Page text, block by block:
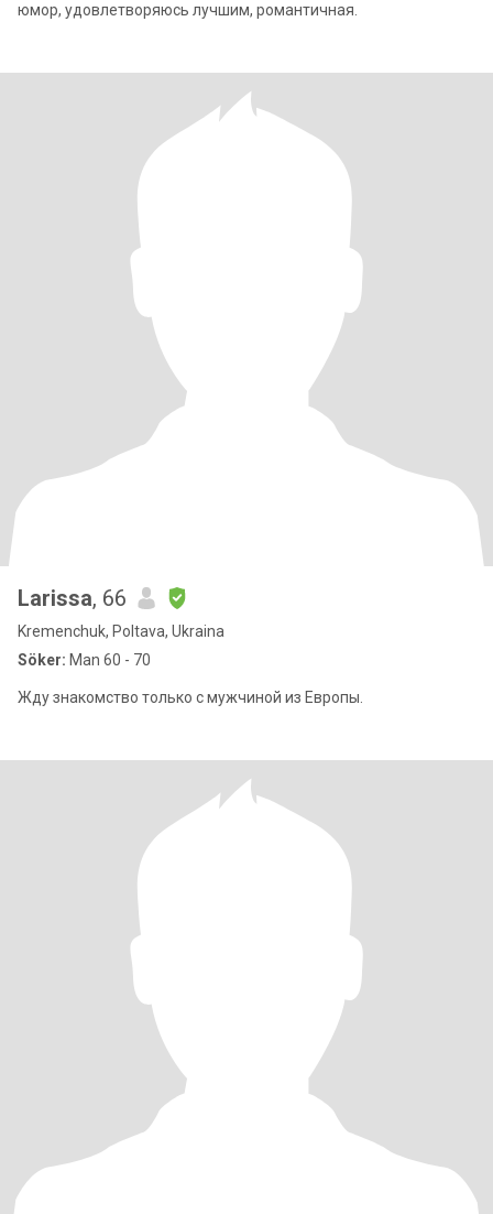
юмор, удовлетворяюсь лучшим, романтичная.
Larissa, 66
Kremenchuk, Poltava, Ukraina
Söker: Man 60 - 70
Жду знакомство только с мужчиной из Европы.